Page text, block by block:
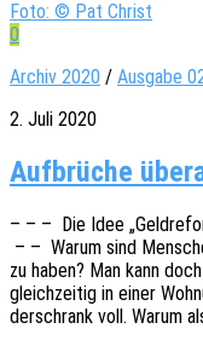
Foto: © Pat Christ
0
Archiv 2020 / Ausgabe
2. Juli 2020
Aufbrüche
– – – Die Idee
– – Warum sind
zu haben? Man kann
gleich­zei­tig in einer
der­schrank voll. Warum